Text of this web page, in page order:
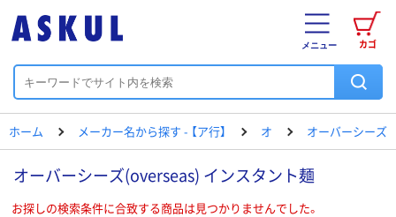
カゴ
メニュー
ホーム メーカー名から探す - 【ア行】 オ オーバーシーズ
オーバーシーズ(overseas) インスタント麺
お探しの検索条件に合致する商品は見つかりませんでした。